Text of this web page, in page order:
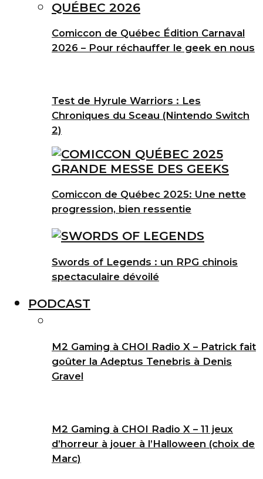
Comiccon de Québec Édition Carnaval
2026 – Pour réchauffer le geek en nous
Test de Hyrule Warriors : Les
Chroniques du Sceau (Nintendo Switch
2)
Comiccon de Québec 2025: Une nette
progression, bien ressentie
Swords of Legends : un RPG chinois
spectaculaire dévoilé
PODCAST
M2 Gaming à CHOI Radio X – Patrick fait
goûter la Adeptus Tenebris à Denis
Gravel
M2 Gaming à CHOI Radio X – 11 jeux
d’horreur à jouer à l’Halloween (choix de
Marc)